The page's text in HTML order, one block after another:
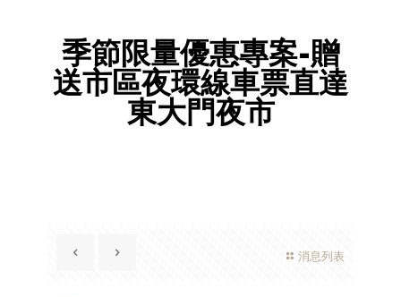
季節限量優惠專案-贈
送市區夜環線車票直達
東大門夜市
消息列表